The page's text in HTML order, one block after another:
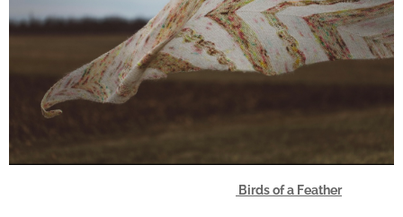
Birds of a Feather